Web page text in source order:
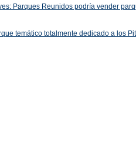
Parques Reunidos podría vender
temático totalmente dedicado a los